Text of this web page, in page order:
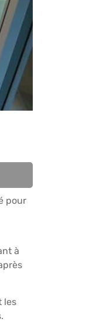
pour
à
les